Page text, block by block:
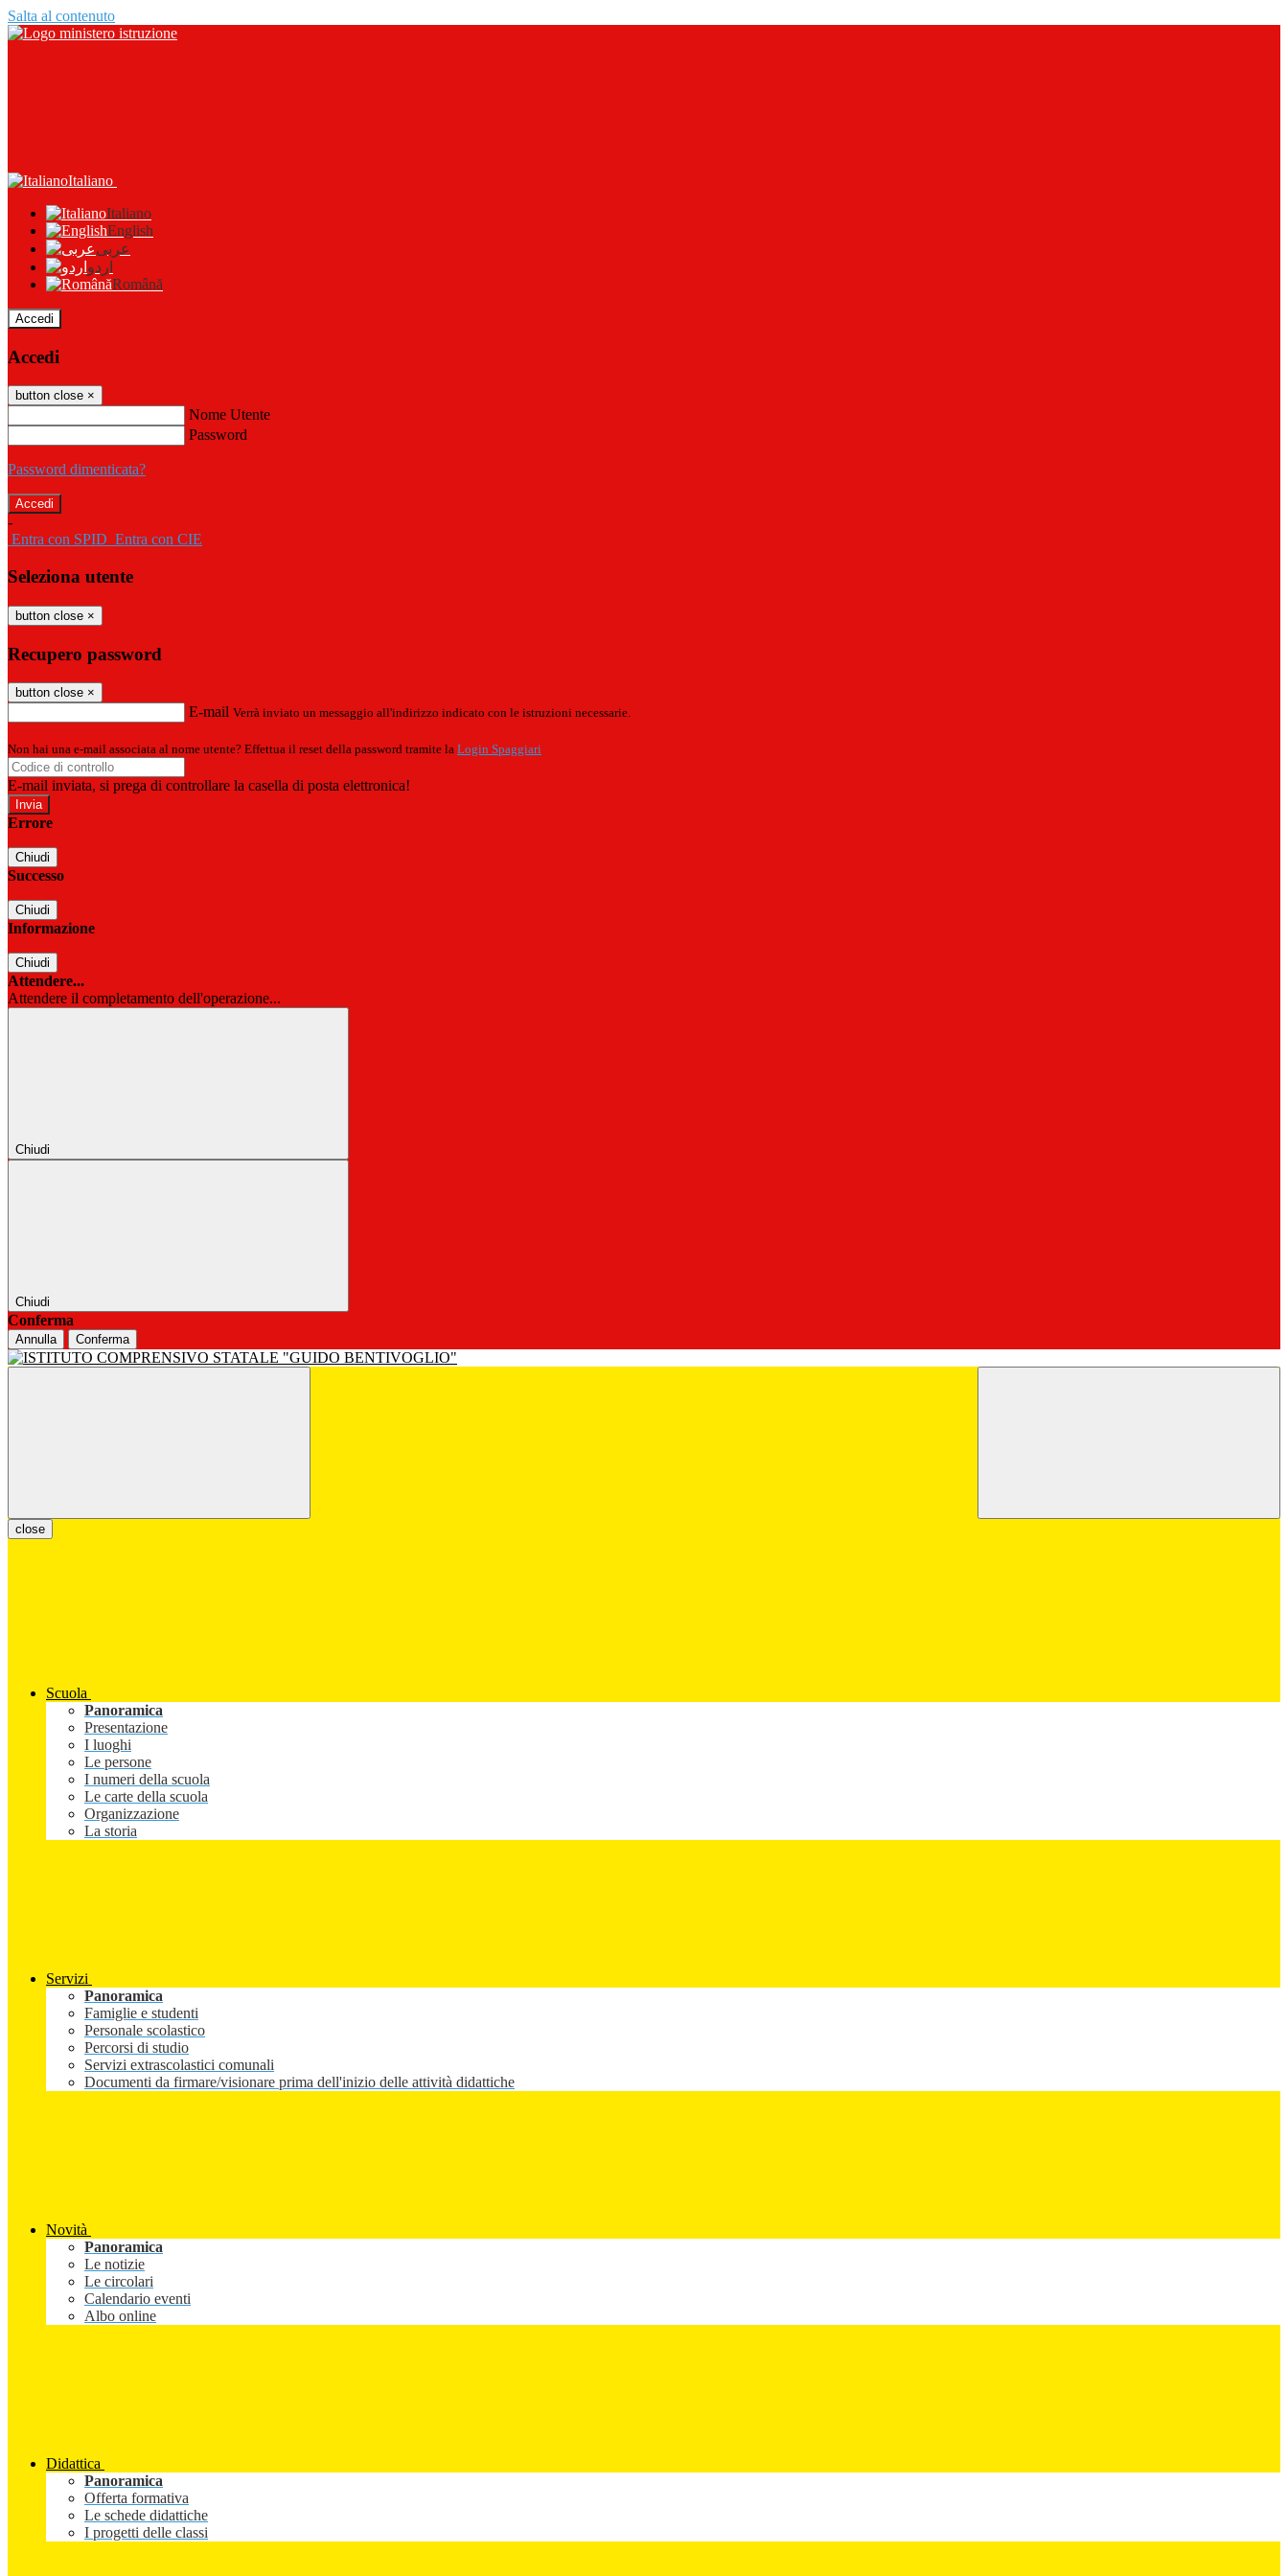
Salta al contenuto
Italiano
Italiano
English
عربى
اردو
Română
Accedi
Accedi
button close ×
Nome Utente
Password
Password dimenticata?
-
Entra con SPID Entra con CIE
Seleziona utente
button close ×
Recupero password
button close ×
E-mail Verrà inviato un messaggio all'indirizzo indicato con le istruzioni necessarie.
Non hai una e-mail associata al nome utente? Effettua il reset della password tramite la Login Spaggiari
E-mail inviata, si prega di controllare la casella di posta elettronica!
Errore
Chiudi
Successo
Chiudi
Informazione
Chiudi
Attendere...
Attendere il completamento dell'operazione...
Chiudi
Chiudi
Conferma
Annulla Conferma
close
Scuola
Panoramica
Presentazione
I luoghi
Le persone
I numeri della scuola
Le carte della scuola
Organizzazione
La storia
Servizi
Panoramica
Famiglie e studenti
Personale scolastico
Percorsi di studio
Servizi extrascolastici comunali
Documenti da firmare/visionare prima dell'inizio delle attività didattiche
Novità
Panoramica
Le notizie
Le circolari
Calendario eventi
Albo online
Didattica
Panoramica
Offerta formativa
Le schede didattiche
I progetti delle classi